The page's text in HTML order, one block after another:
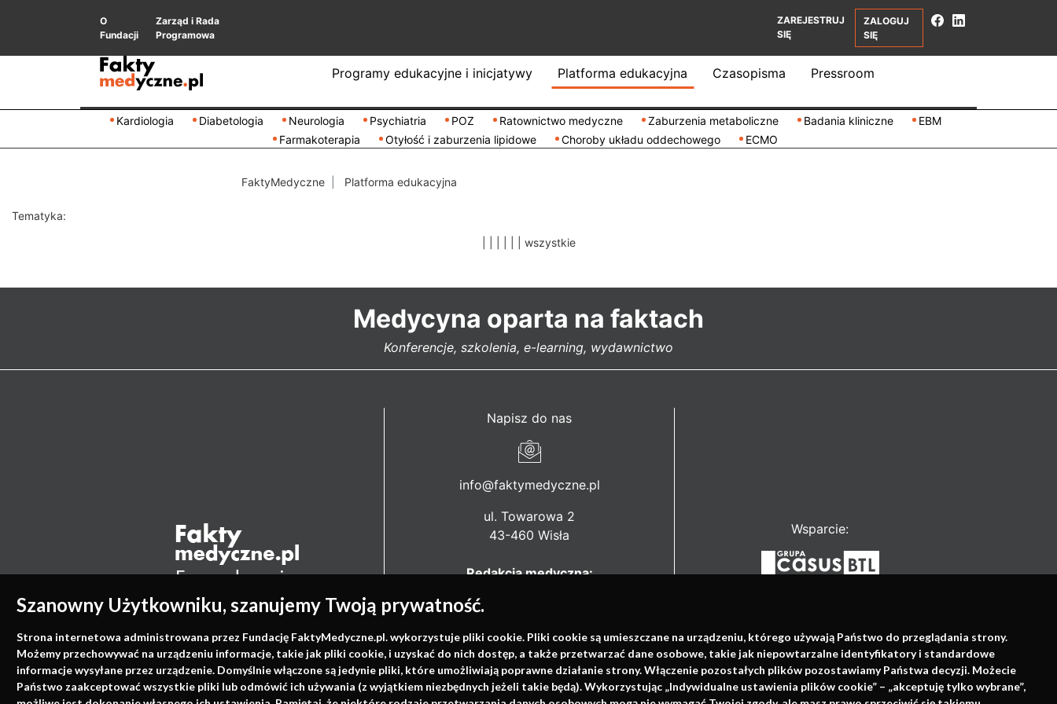
Szanowny Użytkowniku, szanujemy Twoją prywatność.
Strona internetowa administrowana przez Fundację FaktyMedyczne.pl. wykorzystuje pliki cookie. Pliki cookie są umieszczane na urządzeniu, którego używają Państwo do przeglądania strony.
Możemy przechowywać na urządzeniu informacje, takie jak pliki cookie, i uzyskać do nich dostęp, a także przetwarzać dane osobowe, takie jak niepowtarzalne identyfikatory i standardowe
informacje wysyłane przez urządzenie. Domyślnie włączone są jedynie pliki, które umożliwiają poprawne działanie strony. Włączenie pozostałych plików pozostawiamy Państwa decyzji. Możecie
Państwo zaakceptować wszystkie pliki lub odmówić ich używania (z wyjątkiem niezbędnych jeżeli takie będą). Wykorzystując „Indywidualne ustawienia plików cookie” – „akceptuję tylko wybrane”,
O
Fundacji
Zarząd i Rada
Programowa
ZAREJESTRUJ
SIĘ
ZALOGUJ
SIĘ
Programy edukacyjne i inicjatywy Platforma edukacyjna Czasopisma Pressroom
Kardiologia Diabetologia Neurologia Psychiatria POZ Ratownictwo medyczne Zaburzenia metaboliczne Badania kliniczne
EBM
Farmakoterapia
Otyłość i zaburzenia lipidowe Choroby układu oddechowego ECMO
FaktyMedyczne Platforma edukacyjna
Tematyka:
wszystkie
Medycyna oparta na faktach
Konferencje, szkolenia, e-learning, wydawnictwo
Napisz do nas
info@faktymedyczne.pl
ul. Towarowa 2
43-460 Wisła
Redakcja medyczna:
Biuro Zarządu Fundacji:
ul. Rodawska 26
61-312 Poznań
Wsparcie: